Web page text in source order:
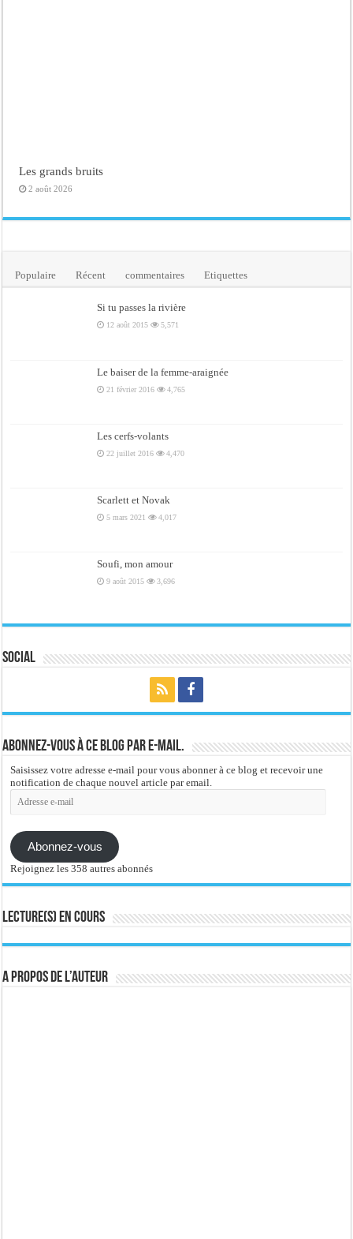
Les grands bruits
2 août 2026
Populaire Récent commentaires Etiquettes
Si tu passes la rivière
12 août 2015 5,571
Le baiser de la femme-araignée
21 février 2016 4,765
Les cerfs-volants
22 juillet 2016 4,470
Scarlett et Novak
5 mars 2021 4,017
Soufi, mon amour
9 août 2015 3,696
Social
Abonnez-vous à ce blog par e-mail.
Saisissez votre adresse e-mail pour vous abonner à ce blog et recevoir une
notification de chaque nouvel article par email.
Adresse
e-
Abonnez-vous
Rejoignez les 358 autres abonnés
Lecture(s) en cours
A propos de l’auteur